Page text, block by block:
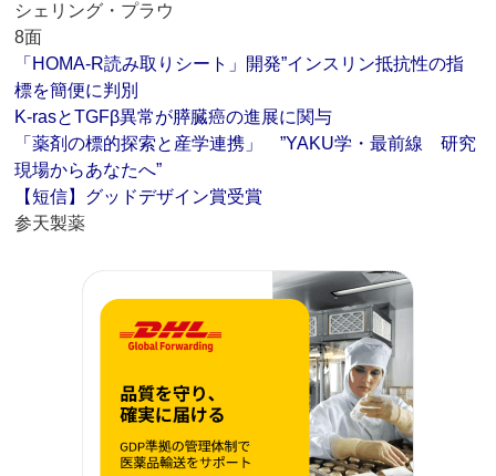
シェリング・プラウ
8面
「HOMA‐R読み取りシート」開発”インスリン抵抗性の指
標を簡便に判別
K-rasとTGFβ異常が膵臓癌の進展に関与
「薬剤の標的探索と産学連携」 ”YAKU学・最前線 研究
現場からあなたへ”
【短信】グッドデザイン賞受賞
参天製薬